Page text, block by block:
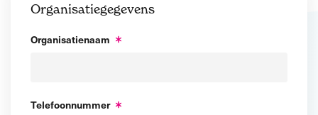
Organisatiegegevens
Organisatienaam
Telefoonnummer